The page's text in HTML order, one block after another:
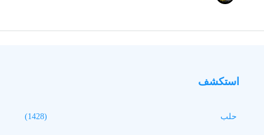
استكشف
حلب (1428)